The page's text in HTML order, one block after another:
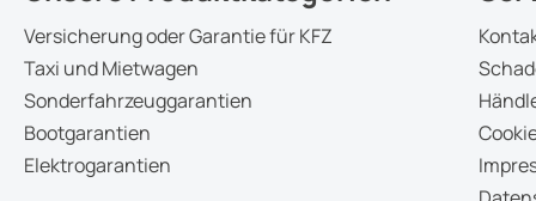
Versicherung oder Garantie für KFZ
Taxi und Mietwagen
Sonderfahrzeuggarantien
Bootgarantien
Elektrogarantien